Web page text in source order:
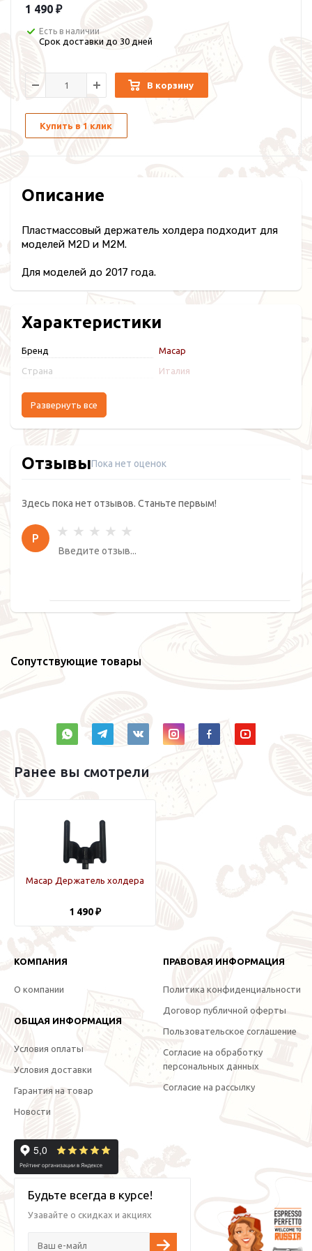
1 490 ₽
Есть в наличии
Срок доставки до 30 дней
В корзину
Купить в 1 клик
Описание
Пластмассовый держатель холдера подходит для
моделей M2D и M2M.
Для моделей до 2017 года.
Характеристики
Бренд Macap
Страна Италия
Развернуть все
ОтзывыПока нет оценок
Здесь пока нет отзывов. Станьте первым!
Р
Сопутствующие товары
Ранее вы смотрели
Macap Держатель холдера
1 490 ₽
КОМПАНИЯ
О компании
ОБЩАЯ ИНФОРМАЦИЯ
Условия оплаты
Условия доставки
Гарантия на товар
Новости
ПРАВОВАЯ ИНФОРМАЦИЯ
Политика конфиденциальности
Договор публичной оферты
Пользовательское соглашение
Согласие на обработку
персональных данных
Согласие на рассылку
Будьте всегда в курсе!
Узавайте о скидках и акциях